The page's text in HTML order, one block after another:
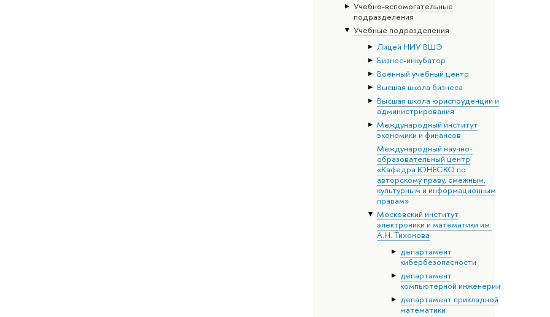
Учебно-вспомогательные
подразделения
Учебные подразделения
Лицей НИУ ВШЭ
Бизнес-инкубатор
Военный учебный центр
Высшая школа бизнеса
Высшая школа юриспруденции и
администрирования
Международный институт
экономики и финансов
Международный научно-
образовательный центр
«Кафедра ЮНЕСКО по
авторскому праву, смежным,
культурным и информационным
правам»
Московский институт
электроники и математики им.
А.Н. Тихонова
департамент
кибербезопасности
департамент
компьютерной инженерии
департамент прикладной
математики